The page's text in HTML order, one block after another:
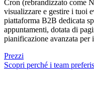
Cron (rebrandizzato come
visualizzare e gestire i tuoi
piattaforma B2B dedicata
appuntamenti, dotata di
pianificazione avanzata per
Prezzi
Scopri perché i team